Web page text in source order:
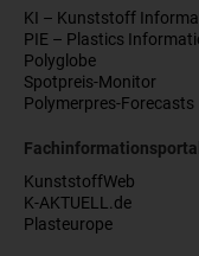
KI – Kunststoff
PIE – Plastics
Polyglobe
Spotpreis-Monitor
Polymerpres-Forecasts
KunststoffWeb
K-AKTUELL.de
Plasteurope